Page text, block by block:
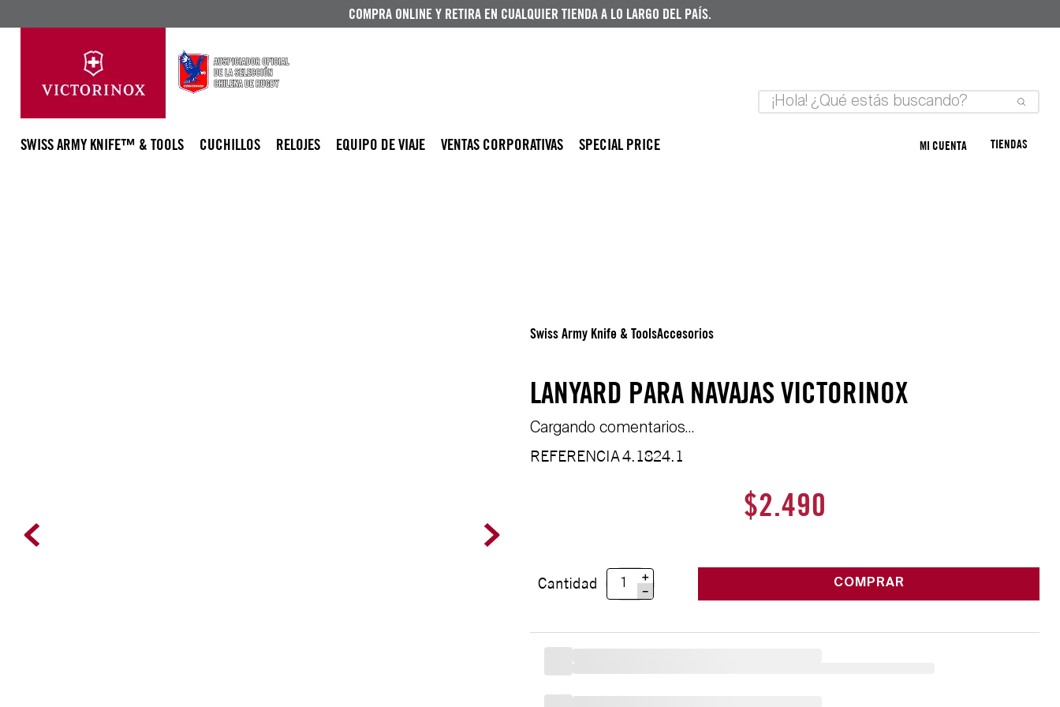
COMPRA ONLINE Y RETIRA EN CUALQUIER TIENDA A LO LARGO DEL PAÍS.
SWISS ARMY KNIFE™ & TOOLS CUCHILLOS RELOJES EQUIPO DE VIAJE VENTAS CORPORATIVAS SPECIAL PRICE MI CUENTA TIENDAS
Swiss Army Knife & ToolsAccesorios
LANYARD PARA NAVAJAS VICTORINOX
Cargando comentarios…
REFERENCIA4.1824.1
$2.490
Cantidad
＋
－
COMPRAR